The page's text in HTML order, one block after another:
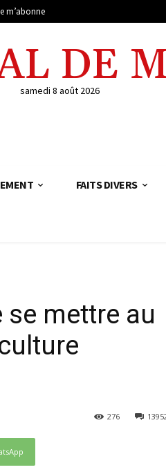
m’abonne
DE
samedi 8 août 2026
FAITS DIVERS
mettre au
276